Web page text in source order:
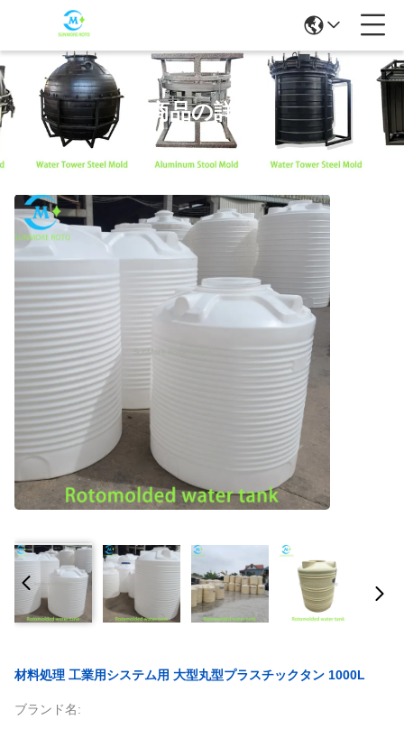
商品の詳細
材料処理 工業用システム用 大型丸型プラスチックタン 1000L
ブランド名: